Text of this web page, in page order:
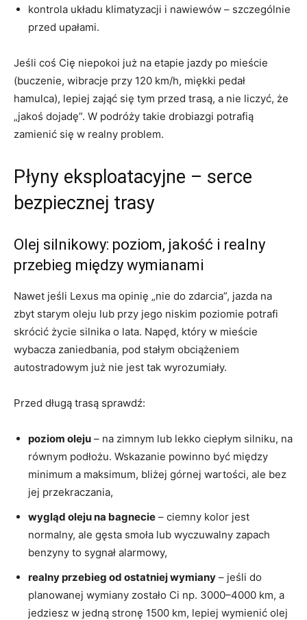
kontrola układu klimatyzacji i nawiewów – szczególnie
przed upałami.
Jeśli coś Cię niepokoi już na etapie jazdy po mieście
(buczenie, wibracje przy 120 km/h, miękki pedał
hamulca), lepiej zająć się tym przed trasą, a nie liczyć, że
„jakoś dojadę”. W podróży takie drobiazgi potrafią
zamienić się w realny problem.
Płyny eksploatacyjne – serce
bezpiecznej trasy
Olej silnikowy: poziom, jakość i realny
przebieg między wymianami
Nawet jeśli Lexus ma opinię „nie do zdarcia”, jazda na
zbyt starym oleju lub przy jego niskim poziomie potrafi
skrócić życie silnika o lata. Napęd, który w mieście
wybacza zaniedbania, pod stałym obciążeniem
autostradowym już nie jest tak wyrozumiały.
Przed długą trasą sprawdź:
poziom oleju – na zimnym lub lekko ciepłym silniku, na
równym podłożu. Wskazanie powinno być między
minimum a maksimum, bliżej górnej wartości, ale bez
jej przekraczania,
wygląd oleju na bagnecie – ciemny kolor jest
normalny, ale gęsta smoła lub wyczuwalny zapach
benzyny to sygnał alarmowy,
realny przebieg od ostatniej wymiany – jeśli do
planowanej wymiany zostało Ci np. 3000–4000 km, a
jedziesz w jedną stronę 1500 km, lepiej wymienić olej